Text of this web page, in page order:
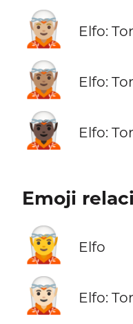
🧝🏼 Elfo:
🧝🏽 Elfo:
🧝🏿 Elfo:
Emoji
🧝 Elfo
🧝🏻 Elfo: